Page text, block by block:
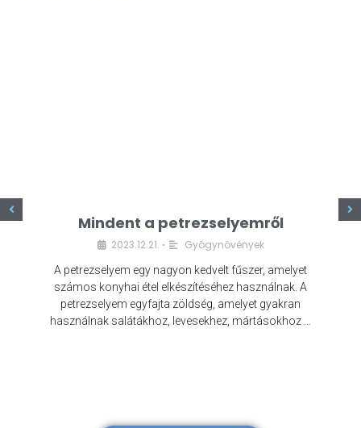
Mindent a petrezselyemről
2023.12.21. • Gyógynövények
A petrezselyem egy nagyon kedvelt fűszer, amelyet
számos konyhai étel elkészítéséhez használnak. A
petrezselyem egyfajta zöldség, amelyet gyakran
használnak salátákhoz, levesekhez, mártásokhoz …